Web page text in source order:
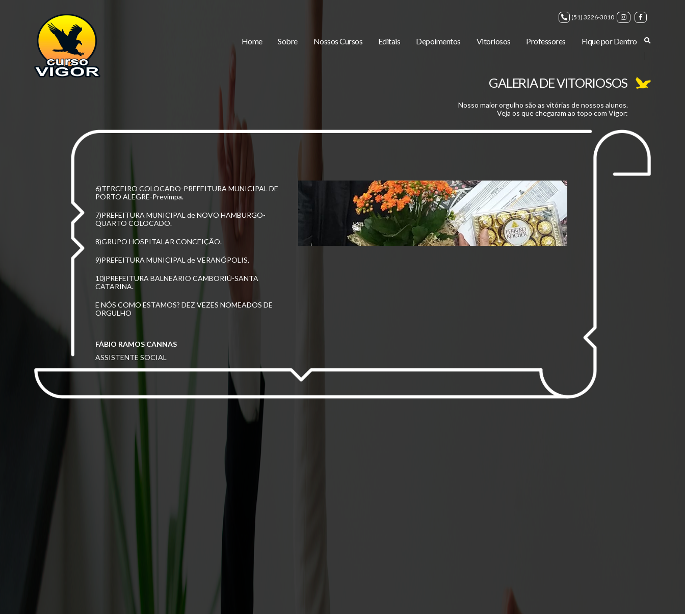
(51) 3226-3010
Home Sobre Nossos Cursos Editais Depoimentos Vitoriosos Professores Fique por Dentro
GALERIA DE VITORIOSOS
Nosso maior orgulho são as vitórias de nossos alunos.
Veja os que chegaram ao topo com Vigor:
CARGO: ASSISTENTE SOCIAL.
SEGUNDO colocado.
2)NOMEADO-Prefeitura Municipal de Sapiranga- QUARTO
4)SEGUNDO Colocado Prefeitura de Balneário PINHAL.
6)TERCEIRO COLOCADO-PREFEITURA MUNICIPAL DE
PORTO ALEGRE-Previmpa.
7)PREFEITURA MUNICIPAL de NOVO HAMBURGO-
QUARTO COLOCADO.
8)GRUPO HOSPITALAR CONCEIÇÃO.
9)PREFEITURA MUNICIPAL de VERANÓPOLIS,
10)PREFEITURA BALNEÁRIO CAMBORIÚ-SANTA
CATARINA.
E NÓS COMO ESTAMOS? DEZ VEZES NOMEADOS DE
ORGULHO
FÁBIO RAMOS CANNAS
ASSISTENTE SOCIAL